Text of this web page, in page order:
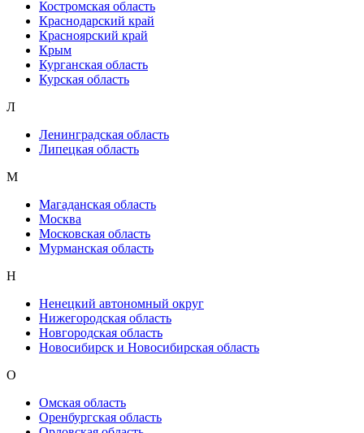
Костромская область
Краснодарский край
Красноярский край
Крым
Курганская область
Курская область
Л
Ленинградская область
Липецкая область
М
Магаданская область
Москва
Московская область
Мурманская область
Н
Ненецкий автономный округ
Нижегородская область
Новгородская область
Новосибирск и Новосибирская область
О
Омская область
Оренбургская область